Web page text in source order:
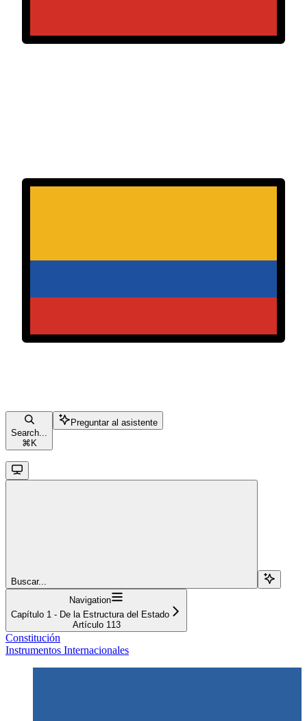
Search...
⌘ K
Preguntar al asistente
Buscar...
Navigation
Capítulo 1 - De la Estructura del Estado
Artículo 113
Constitución
Instrumentos Internacionales